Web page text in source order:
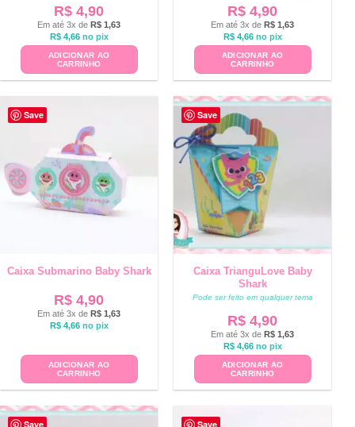
R$ 4,90
Em até 3x de R$ 1,63
R$4,66 no pix
ADICIONAR AO
CARRINHO
R$ 4,90
Em até 3x de R$ 1,63
R$4,66 no pix
ADICIONAR AO
CARRINHO
Save
Caixa Submarino Baby Shark
R$ 4,90
Em até 3x de R$ 1,63
R$4,66 no pix
ADICIONAR AO
CARRINHO
Save
Caixa TrianguLove Baby
Shark
Pode ser feito em qualquer tema
R$ 4,90
Em até 3x de R$ 1,63
R$4,66 no pix
ADICIONAR AO
CARRINHO
Save Save